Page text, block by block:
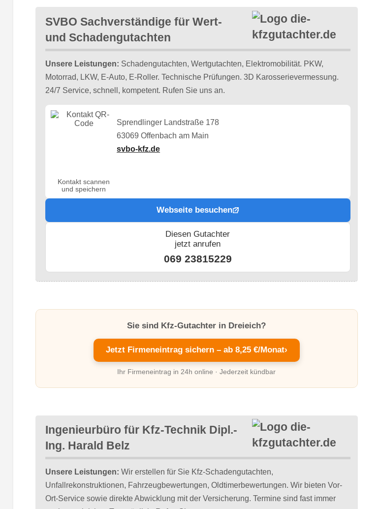
SVBO Sachverständige für Wert-
und Schadengutachten
Unsere Leistungen: Schadengutachten, Wertgutachten, Elektromobilität. PKW,
Motorrad, LKW, E-Auto, E-Roller. Technische Prüfungen. 3D Karosserievermessung.
24/7 Service, schnell, kompetent. Rufen Sie uns an.
Kontakt scannen
und speichern
Sprendlinger Landstraße 178
63069 Offenbach am Main
svbo-kfz.de
Webseite besuchen
Diesen Gutachter
jetzt anrufen
069 23815229
Sie sind Kfz-Gutachter in Dreieich?
Jetzt Firmeneintrag sichern – ab 8,25 €/Monat›
Ihr Firmeneintrag in 24h online · Jederzeit kündbar
Ingenieurbüro für Kfz-Technik Dipl.-
Ing. Harald Belz
Unsere Leistungen: Wir erstellen für Sie Kfz-Schadengutachten,
Unfallrekonstruktionen, Fahrzeugbewertungen, Oldtimerbewertungen. Wir bieten Vor-
Ort-Service sowie direkte Abwicklung mit der Versicherung. Termine sind fast immer